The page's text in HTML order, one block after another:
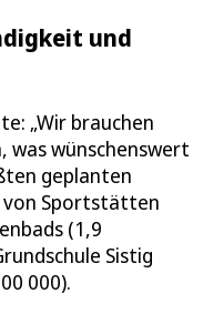
und
„Wir brauchen
was wünschenswert
geplanten
von Sportstätten
(1,9
Sistig
000).